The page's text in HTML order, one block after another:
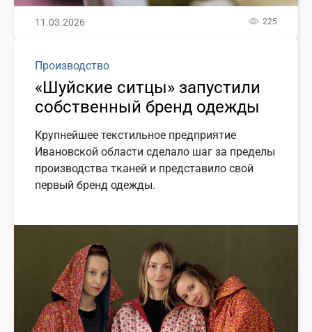
11.03.2026 225
Производство
«Шуйские ситцы» запустили
собственный бренд одежды
Крупнейшее текстильное предприятие
Ивановской области сделало шаг за пределы
производства тканей и представило свой
первый бренд одежды.